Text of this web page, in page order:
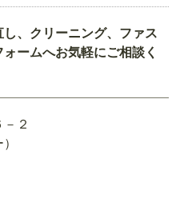
、クリーニング、ファス
ームへお気軽にご相談く
２